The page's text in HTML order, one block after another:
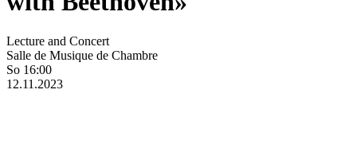
Lecture and Concert
Salle de Musique de Chambre
So 16:00
12.11.2023